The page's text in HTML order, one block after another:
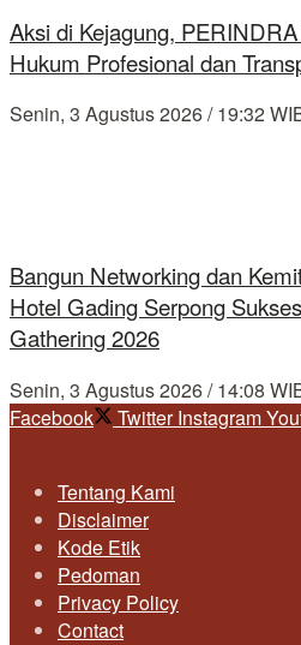
Aksi di Kejagung,
Hukum Profesional dan
Senin, 3 Agustus 2026 / 19:32
Bangun Networking dan
Hotel Gading Serpong
Gathering 2026
Senin, 3 Agustus 2026 / 14:08
Facebook
Twitter Instagram
Tentang Kami
Disclaimer
Kode Etik
Pedoman
Privacy Policy
Contact